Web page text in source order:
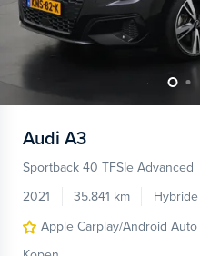
Audi A3
Sportback 40 TFSIe Advanced
2021
35.841 km
Apple Carplay/Android Auto